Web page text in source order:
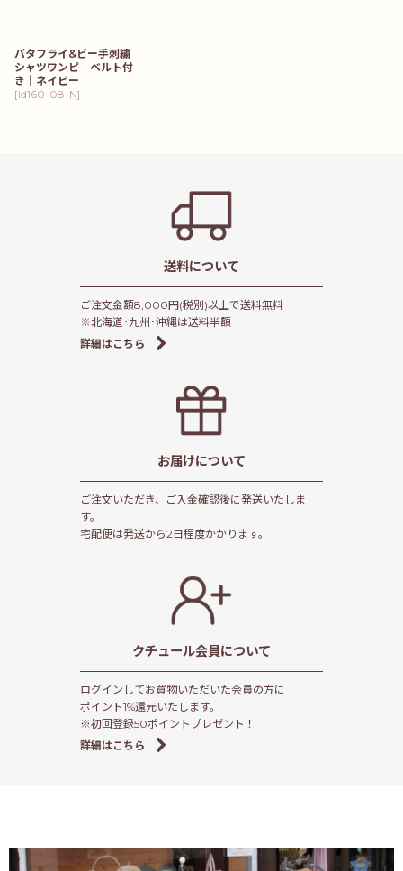
バタフライ&ビー手刺繍
シャツワンピ ベルト付
き｜ネイビー
[ld160-08-N]
送料について
ご注文金額8,000円(税別)以上で送料無料
※北海道･九州･沖縄は送料半額
詳細はこちら
お届けについて
ご注文いただき、ご入金確認後に発送いたしま
す。
宅配便は発送から2日程度かかります。
クチュール会員について
ログインしてお買物いただいた会員の方に
ポイント1%還元いたします。
※初回登録50ポイントプレゼント！
詳細はこちら